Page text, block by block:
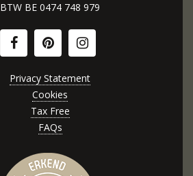
BTW BE 0474 748 979
Privacy Statement
Cookies
Tax Free
FAQs